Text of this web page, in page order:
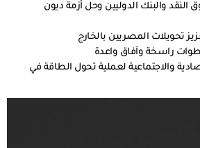
النقد والبنك الدوليين وحل أزمة ديون
تحويلات المصريين بالخارج
راسخة وآفاق واعدة
والاجتماعية لعملية تحول الطاقة في